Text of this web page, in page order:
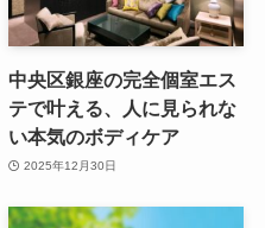
中央区銀座の完全個室エス
テで叶える、人に見られな
い本気のボディケア
2025年12月30日